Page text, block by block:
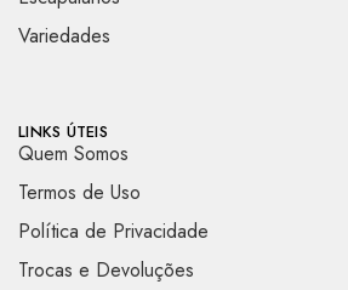
Variedades
LINKS ÚTEIS
Quem Somos
Termos de Uso
Política de Privacidade
Trocas e Devoluções